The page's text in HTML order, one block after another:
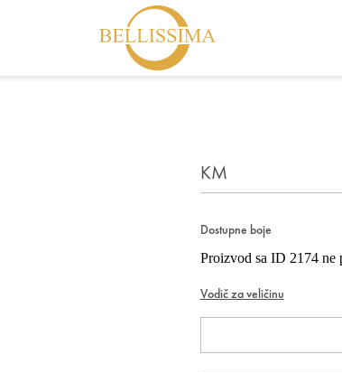
KM
Dostupne boje
Proizvod sa ID 2174 ne
Vodič za veličinu